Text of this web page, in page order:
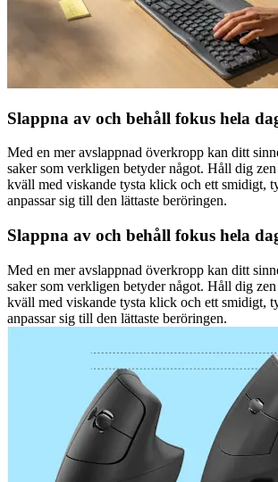
Slappna av och behåll fokus hela
Med en mer avslappnad överkropp kan ditt
saker som verkligen betyder något. Håll dig
kväll med viskande tysta klick och ett smidigt,
anpassar sig till den lättaste beröringen.
Slappna av och behåll fokus hela
Med en mer avslappnad överkropp kan ditt
saker som verkligen betyder något. Håll dig
kväll med viskande tysta klick och ett smidigt,
anpassar sig till den lättaste beröringen.